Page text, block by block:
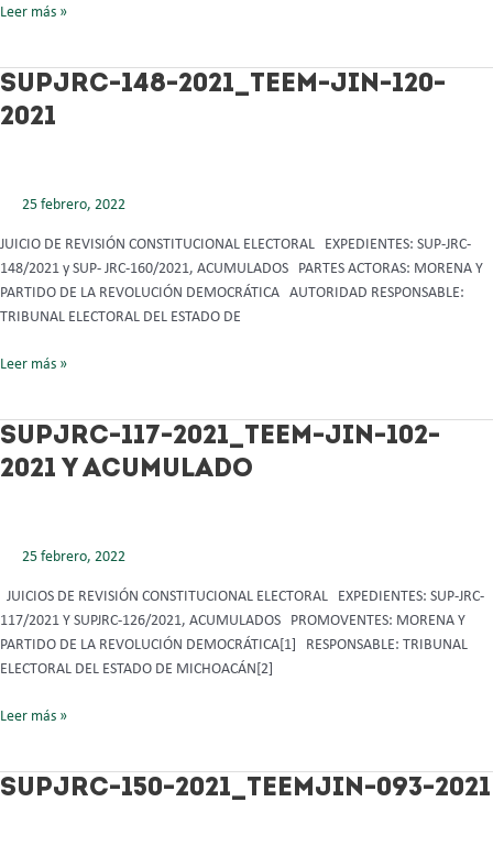
Leer más »
SUPJRC-148-2021_TEEM-JIN-120-
2021
25 febrero, 2022
JUICIO DE REVISIÓN CONSTITUCIONAL ELECTORAL EXPEDIENTES: SUP-JRC-
148/2021 y SUP- JRC-160/2021, ACUMULADOS PARTES ACTORAS: MORENA Y
PARTIDO DE LA REVOLUCIÓN DEMOCRÁTICA AUTORIDAD RESPONSABLE:
TRIBUNAL ELECTORAL DEL ESTADO DE
SUPJRC-
148-
2021_TEEM-
2021
Leer más »
SUPJRC-117-2021_TEEM-JIN-102-
2021 Y ACUMULADO
25 febrero, 2022
JUICIOS DE REVISIÓN CONSTITUCIONAL ELECTORAL EXPEDIENTES: SUP-JRC-
117/2021 Y SUPJRC-126/2021, ACUMULADOS PROMOVENTES: MORENA Y
PARTIDO DE LA REVOLUCIÓN DEMOCRÁTICA[1] RESPONSABLE: TRIBUNAL
ELECTORAL DEL ESTADO DE MICHOACÁN[2]
SUPJRC-
117-
2021_TEEM-
2021
ACUMULADO
Leer más »
SUPJRC-150-2021_TEEMJIN-093-2021
SUPJRC-